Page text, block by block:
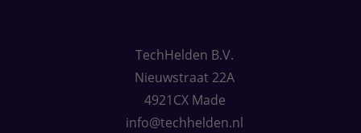
TechHelden B.V.
Nieuwstraat 22A
4921CX Made
info@techhelden.nl